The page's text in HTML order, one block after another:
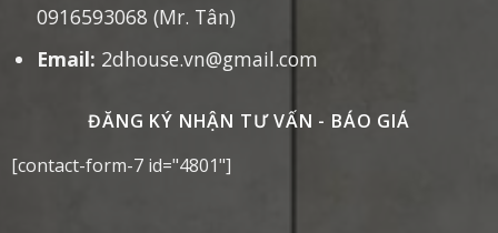
0916593068 (Mr. Tân)
Email: 2dhouse.vn@gmail.com
ĐĂNG KÝ NHẬN TƯ VẤN - BÁO GIÁ
[contact-form-7 id="4801"]